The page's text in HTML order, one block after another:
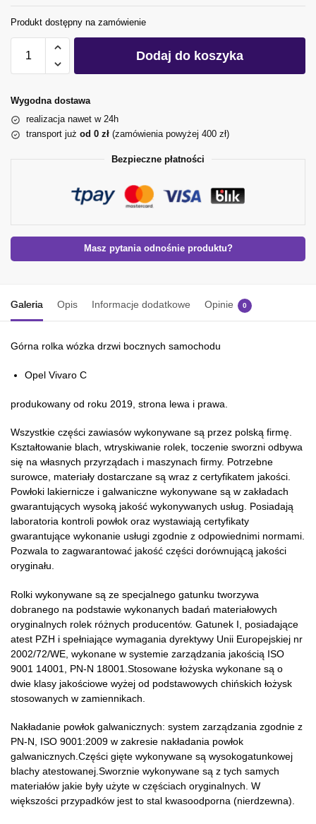
Produkt dostępny na zamówienie
Dodaj do koszyka
Wygodna dostawa
realizacja nawet w 24h
transport już od 0 zł (zamówienia powyżej 400 zł)
Bezpieczne płatności
Masz pytania odnośnie produktu?
Galeria Opis Informacje dodatkowe Opinie 0
Górna rolka wózka drzwi bocznych samochodu
Opel Vivaro C
produkowany od roku 2019, strona lewa i prawa.
Wszystkie części zawiasów wykonywane są przez polską firmę.
Kształtowanie blach, wtryskiwanie rolek, toczenie sworzni odbywa
się na własnych przyrządach i maszynach firmy. Potrzebne
surowce, materiały dostarczane są wraz z certyfikatem jakości.
Powłoki lakiernicze i galwaniczne wykonywane są w zakładach
gwarantujących wysoką jakość wykonywanych usług. Posiadają
laboratoria kontroli powłok oraz wystawiają certyfikaty
gwarantujące wykonanie usługi zgodnie z odpowiednimi normami.
Pozwala to zagwarantować jakość części dorównującą jakości
oryginału.
Rolki wykonywane są ze specjalnego gatunku tworzywa
dobranego na podstawie wykonanych badań materiałowych
oryginalnych rolek różnych producentów. Gatunek I, posiadające
atest PZH i spełniające wymagania dyrektywy Unii Europejskiej nr
2002/72/WE, wykonane w systemie zarządzania jakością ISO
9001 14001, PN-N 18001.Stosowane łożyska wykonane są o
dwie klasy jakościowe wyżej od podstawowych chińskich łożysk
stosowanych w zamiennikach.
Nakładanie powłok galwanicznych: system zarządzania zgodnie z
PN-N, ISO 9001:2009 w zakresie nakładania powłok
galwanicznych.Części gięte wykonywane są wysokogatunkowej
blachy atestowanej.Sworznie wykonywane są z tych samych
materiałów jakie były użyte w częściach oryginalnych. W
większości przypadków jest to stal kwasoodporna (nierdzewna).